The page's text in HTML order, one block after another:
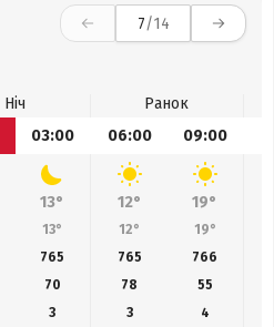
7/14
Ніч
Ранок
03:00 06:00 09:00
13° 12° 19°
13° 12° 19°
765 765 766
70 78 55
3 3
4